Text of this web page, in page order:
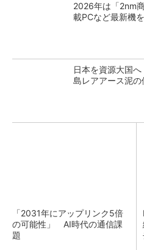
2026年は「2nm
載PCなど最新機
日本を資源大国
島レアアース泥の
「2031年にアップリンク5倍
の可能性」 AI時代の通信課
題